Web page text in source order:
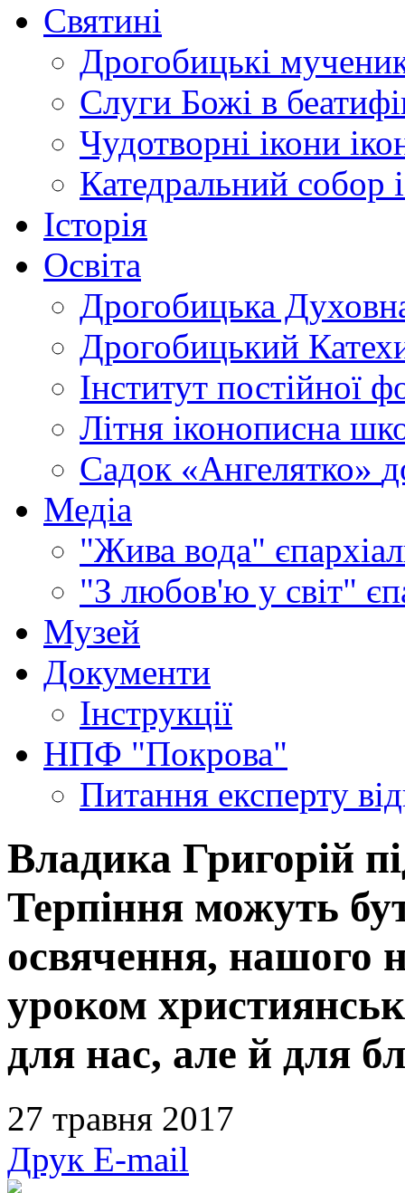
Святині
Дрогобицькі
Слуги Божі в
Чудотворні ікони
Катедральний собор
Історія
Освіта
Дрогобицька
Дрогобицький
Інститут постійної
Літня іконописна
Садок «Ангелятко»
Медіа
"Жива вода"
"З любов'ю у світ"
Музей
Документи
Інструкції
НПФ "Покрова"
Питання експерту
Владика Григорій
Терпіння можуть
освячення, нашого
уроком
для нас, але й для
27 травня 2017
Друк E-mail